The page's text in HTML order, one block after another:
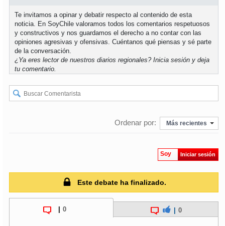
Te invitamos a opinar y debatir respecto al contenido de esta
noticia. En SoyChile valoramos todos los comentarios respetuosos
y constructivos y nos guardamos el derecho a no contar con las
opiniones agresivas y ofensivas. Cuéntanos qué piensas y sé parte
de la conversación.
¿Ya eres lector de nuestros diarios regionales?Inicia sesión y deja
tu comentario.
Ordenar por: Más recientes
Soy Iniciar sesión
Este debate ha finalizado.
| 0 0